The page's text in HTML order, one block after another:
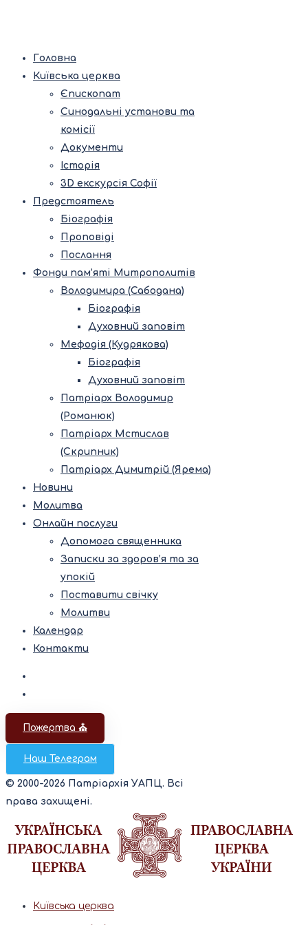
Головна
Київська церква
Єпископат
Синодальні установи та
комісії
Документи
Історія
3D екскурсія Софії
Предстоятель
Біографія
Проповіді
Послання
Фонди пам’яті Митрополитів
Володимира (Сабодана)
Біографія
Духовний заповіт
Мефодія (Кудрякова)
Біографія
Духовний заповіт
Патріарх Володимир
(Романюк)
Патріарх Мстислав
(Скрипник)
Патріарх Димитрій (Ярема)
Новини
Молитва
Онлайн послуги
Допомога священника
Записки за здоров’я та за
упокій
Поставити свічку
Молитви
Календар
Контакти
Пожертва ⛪️
Наш Телеграм
© 2000-2026 Патріархія УАПЦ. Всі
права захищені.
Київська церква